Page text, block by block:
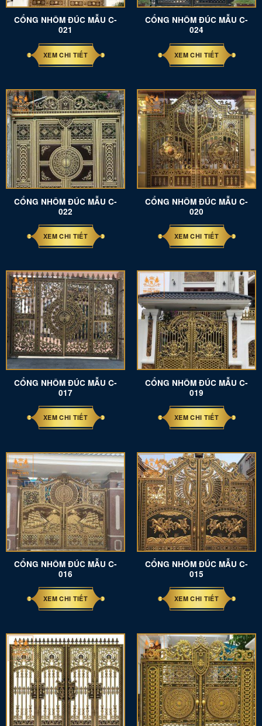
CỔNG NHÔM ĐÚC MẪU C-
021
XEM CHI TIẾT
CỔNG NHÔM ĐÚC MẪU C-
024
XEM CHI TIẾT
CỔNG NHÔM ĐÚC MẪU C-
022
XEM CHI TIẾT
CỔNG NHÔM ĐÚC MẪU C-
020
XEM CHI TIẾT
CỔNG NHÔM ĐÚC MẪU C-
017
XEM CHI TIẾT
CỔNG NHÔM ĐÚC MẪU C-
019
XEM CHI TIẾT
CỔNG NHÔM ĐÚC MẪU C-
016
XEM CHI TIẾT
CỔNG NHÔM ĐÚC MẪU C-
015
XEM CHI TIẾT